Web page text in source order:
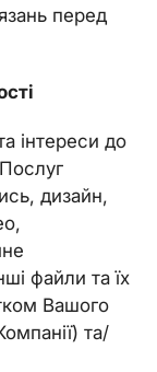
перед
інтереси до
дизайн,
файли та їх
Вашого
та/